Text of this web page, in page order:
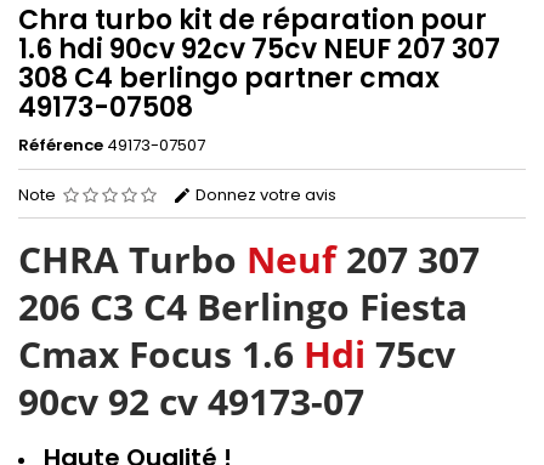
Chra turbo kit de réparation pour
1.6 hdi 90cv 92cv 75cv NEUF 207 307
308 C4 berlingo partner cmax
49173-07508
Référence 49173-07507
Note Donnez votre avis
CHRA Turbo Neuf207 307
206 C3 C4 Berlingo Fiesta
Cmax Focus 1.6 Hdi 75cv
90cv 92 cv 49173-07
Haute Qualité !